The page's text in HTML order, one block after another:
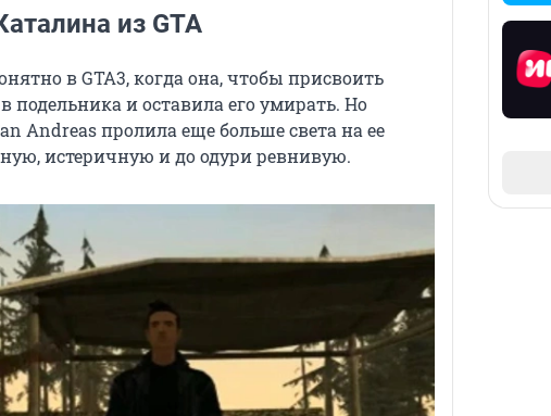
из GTA
в GTA3, когда она, чтобы присвоить
подельника и оставила его умирать. Но
Andreas пролила еще больше света на ее
истеричную и до одури ревнивую.